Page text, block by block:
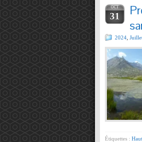
OCT
31
2024
Étiquettes :